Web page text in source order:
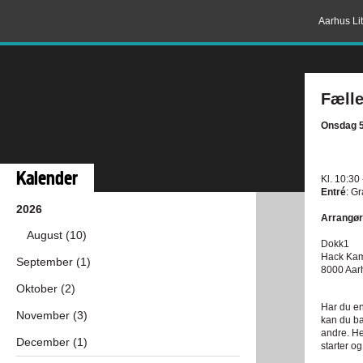
Aarhus
Onsdag
Kl. 10:30
Entré:
Dokk1
Hack
8000
Har du
kan du
andre.
starter
Kalender
2026
August (10)
September (1)
Oktober (2)
November (3)
December (1)